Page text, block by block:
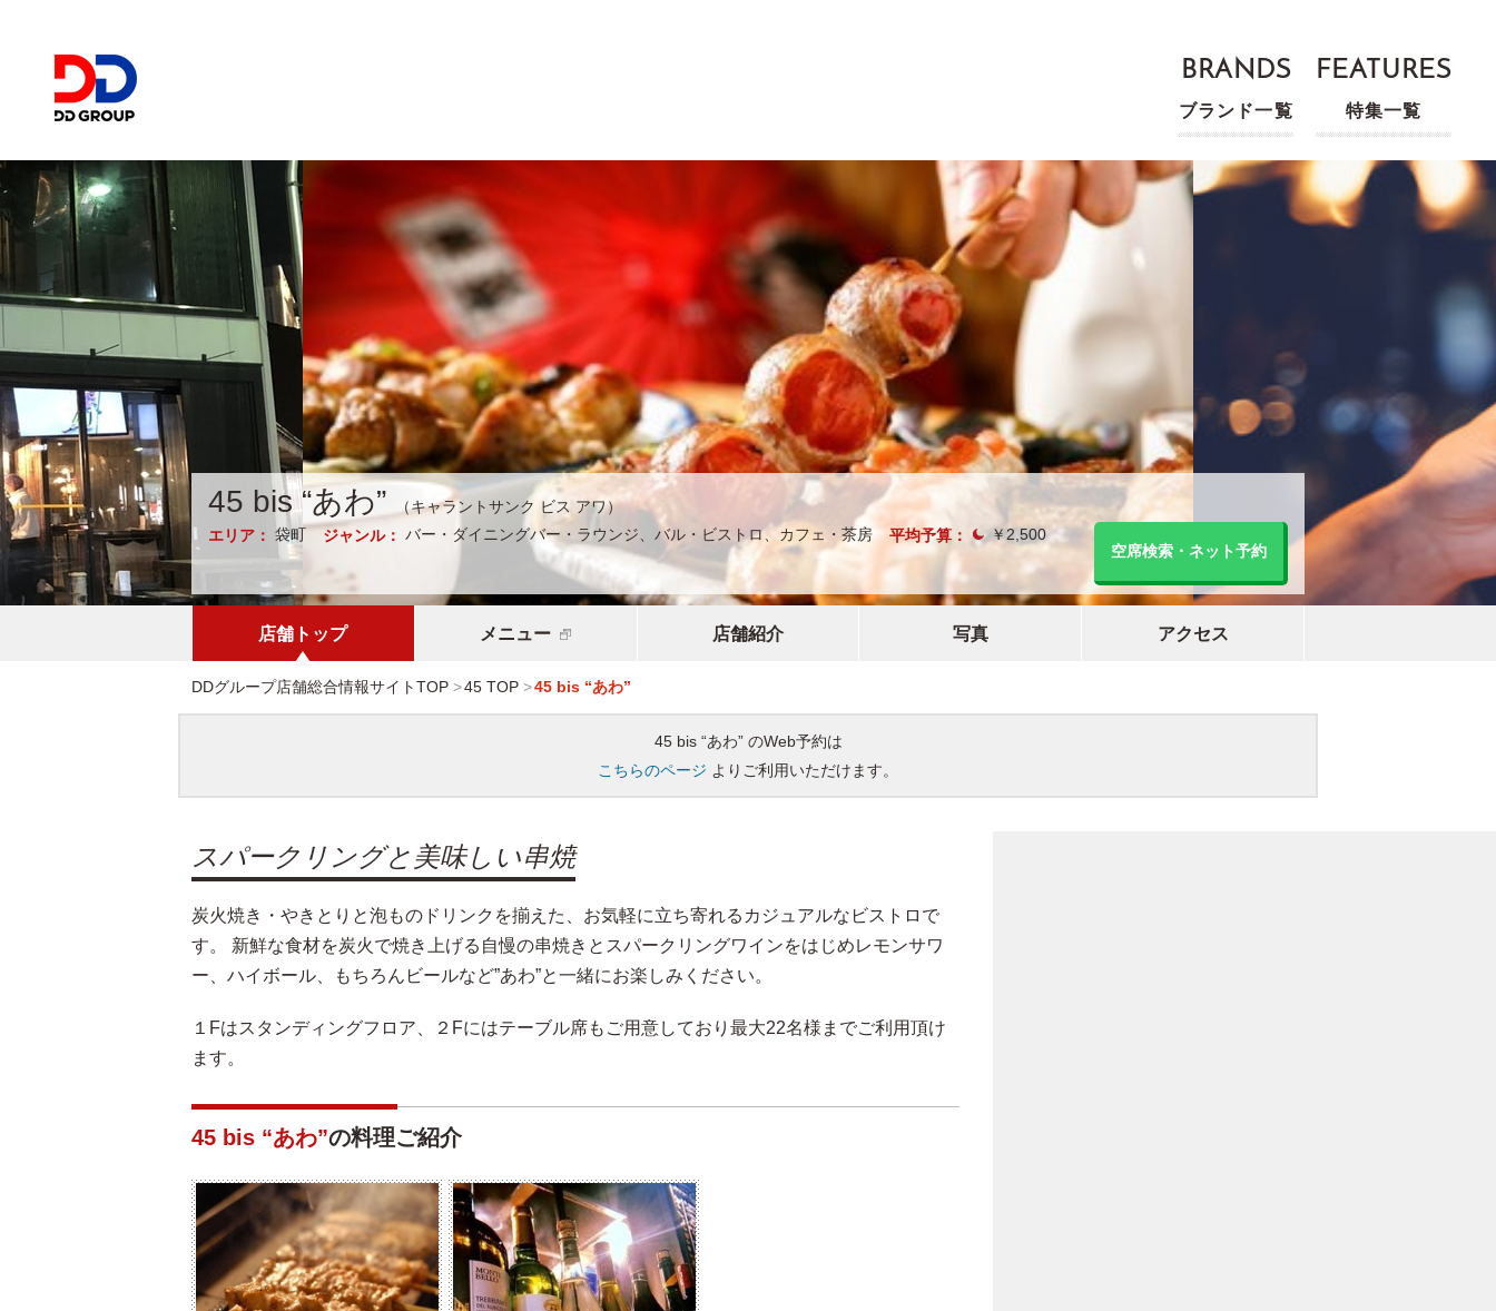
BRANDS
ブランド一覧
FEATURES
特集一覧
45 bis “あわ”
（キャラントサンク ビス アワ）
エリア： 袋町 ジャンル： バー・ダイニングバー・ラウンジ、バル・ビストロ、カフェ・茶房 平均予算：
￥2,500
空席検索・ネット予約
店舗トップ メニュー 店舗紹介 写真 アクセス
DDグループ店舗総合情報サイトTOP 45 TOP 45 bis “あわ”
45 bis “あわ” のWeb予約は
こちらのページ よりご利用いただけます。
スパークリングと美味しい串焼
炭火焼き・やきとりと泡ものドリンクを揃えた、お気軽に立ち寄れるカジュアルなビストロで
す。 新鮮な食材を炭火で焼き上げる自慢の串焼きとスパークリングワインをはじめレモンサワ
ー、ハイボール、もちろんビールなど”あわ”と一緒にお楽しみください。
１Fはスタンディングフロア、２Fにはテーブル席もご用意しており最大22名様までご利用頂け
ます。
45 bis “あわ”の料理ご紹介